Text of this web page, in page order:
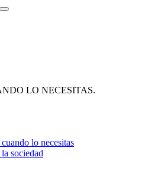
LO NECESITAS.
lo necesitas
sociedad